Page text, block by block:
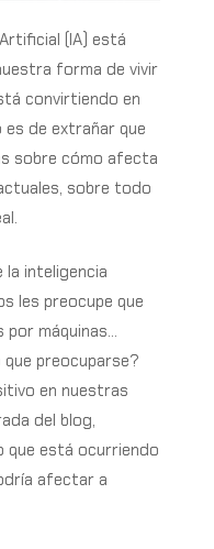
(IA) está
forma de vivir
convirtiendo en
es de extrañar que
sobre cómo afecta
sobre todo
la inteligencia
les preocupe que
máquinas…
preocuparse?
en nuestras
del blog,
que está ocurriendo
afectar a